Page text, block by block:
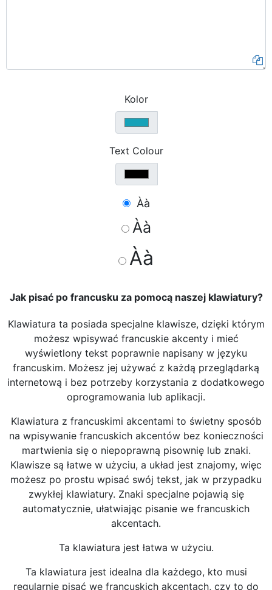
Kolor
Text Colour
Àà
Àà
Àà
Jak pisać po francusku za pomocą naszej klawiatury?
Klawiatura ta posiada specjalne klawisze, dzięki którym
możesz wpisywać francuskie akcenty i mieć
wyświetlony tekst poprawnie napisany w języku
francuskim. Możesz jej używać z każdą przeglądarką
internetową i bez potrzeby korzystania z dodatkowego
oprogramowania lub aplikacji.
Klawiatura z francuskimi akcentami to świetny sposób
na wpisywanie francuskich akcentów bez konieczności
martwienia się o niepoprawną pisownię lub znaki.
Klawisze są łatwe w użyciu, a układ jest znajomy, więc
możesz po prostu wpisać swój tekst, jak w przypadku
zwykłej klawiatury. Znaki specjalne pojawią się
automatycznie, ułatwiając pisanie we francuskich
akcentach.
Ta klawiatura jest łatwa w użyciu.
Ta klawiatura jest idealna dla każdego, kto musi
regularnie pisać we francuskich akcentach, czy to do